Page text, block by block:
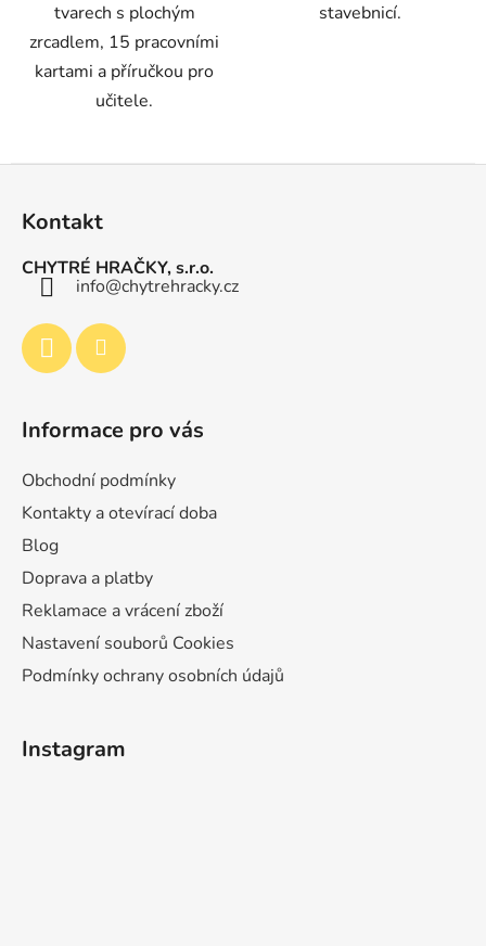
tvarech s plochým
zrcadlem, 15 pracovními
kartami a příručkou pro
učitele.
stavebnicí.
Kontakt
CHYTRÉ HRAČKY, s.r.o.
info@chytrehracky.cz
Informace pro vás
Obchodní podmínky
Kontakty a otevírací doba
Blog
Doprava a platby
Reklamace a vrácení zboží
Nastavení souborů Cookies
Podmínky ochrany osobních údajů
Instagram